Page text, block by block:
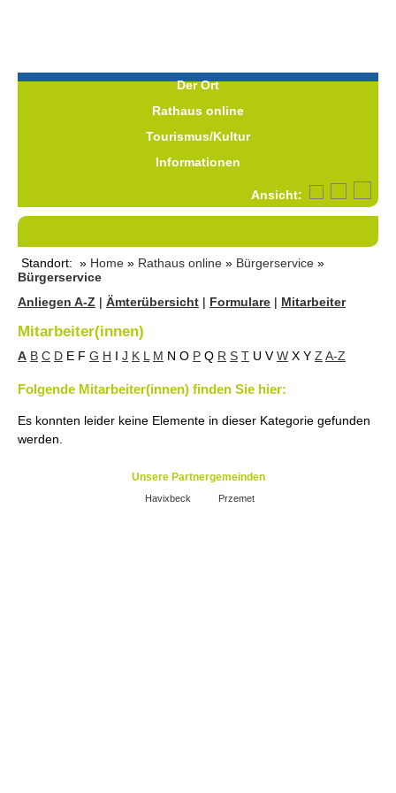
Der Ort
Rathaus online
Tourismus/Kultur
Informationen
Ansicht:
Standort: » Home » Rathaus online » Bürgerservice »
Bürgerservice
Anliegen A-Z | Ämterübersicht | Formulare | Mitarbeiter
Mitarbeiter(innen)
A B C D E F G H I J K L M N O P Q R S T U V W X Y Z A-Z
Folgende Mitarbeiter(innen) finden Sie hier:
Es konnten leider keine Elemente in dieser Kategorie gefunden
werden.
Unsere Partnergemeinden
Havixbeck Przemet